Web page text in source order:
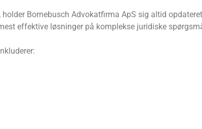
holder Bornebusch Advokatfirma ApS sig altid
effektive løsninger på komplekse juridiske